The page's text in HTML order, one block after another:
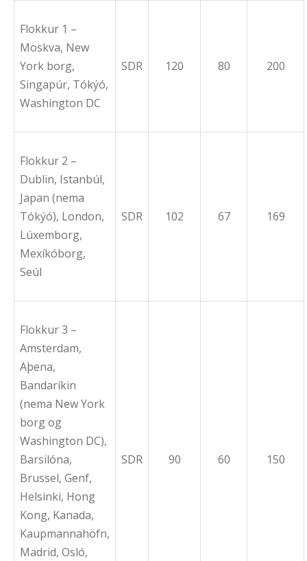
Flokkur 1 –
Moskva, New
York borg,
Singapúr, Tókýó,
Washington DC
SDR 120 80 200
Flokkur 2 –
Dublin, Istanbúl,
Japan (nema
Tókýó), London,
Lúxemborg,
Mexíkóborg,
Seúl
SDR 102 67 169
Flokkur 3 –
Amsterdam,
Aþena,
Bandaríkin
(nema New York
borg og
Washington DC),
Barsilóna,
Brussel, Genf,
Helsinki, Hong
Kong, Kanada,
Kaupmannahöfn,
Madrid, Osló,
SDR 90 60 150